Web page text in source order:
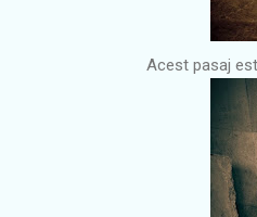
Acest pasaj